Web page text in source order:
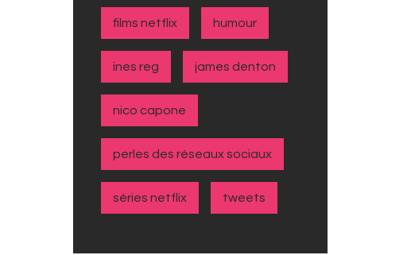
films netflix humour
ines reg james denton
nico capone
perles des réseaux sociaux
séries netflix tweets